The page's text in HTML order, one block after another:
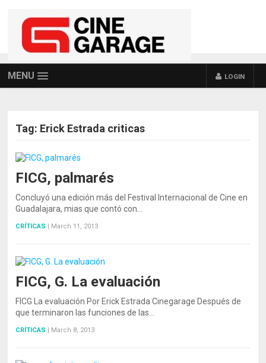
MENU LOGIN
Tag: Erick Estrada criticas
FICG, palmarés
Concluyó una edición más del Festival Internacional de Cine en
Guadalajara, mias que contó con…
CRÍTICAS | March 11, 2013
FICG, G. La evaluación
FICG La evaluación Por Erick Estrada Cinegarage Después de
que terminaron las funciones de las…
CRÍTICAS | March 8, 2013
POSTS NAVIGATION